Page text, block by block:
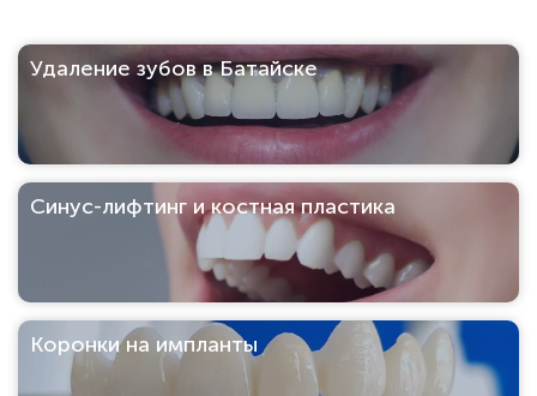
Удаление зубов в Батайске
Синус-лифтинг и костная пластика
Коронки на импланты